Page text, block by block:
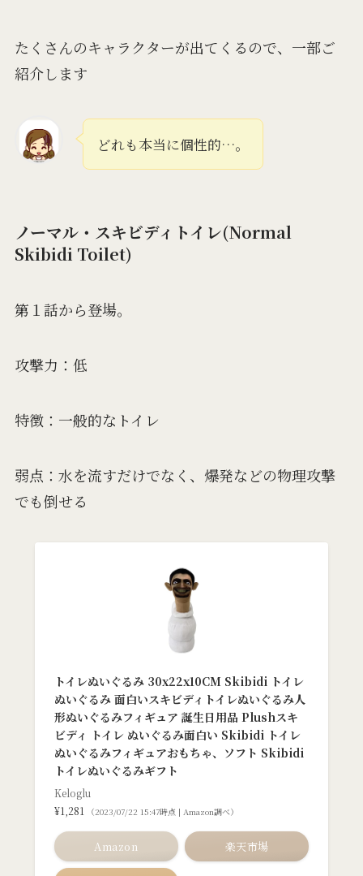
たくさんのキャラクターが出てくるので、一部ご
紹介します
どれも本当に個性的…。
ノーマル・スキビディトイレ(Normal
Skibidi Toilet)
第１話から登場。
攻撃力：低
特徴：一般的なトイレ
弱点：水を流すだけでなく、爆発などの物理攻撃
でも倒せる
トイレぬいぐるみ 30x22x10CM Skibidi トイレ
ぬいぐるみ 面白いスキビディトイレぬいぐるみ人
形ぬいぐるみフィギュア 誕生日用品 Plushスキ
ビディ トイレ ぬいぐるみ面白い Skibidi トイレ
ぬいぐるみフィギュアおもちゃ、ソフト Skibidi
トイレぬいぐるみギフト
Keloglu
¥1,281 （2023/07/22 15:47時点 | Amazon調べ）
Amazon 楽天市場